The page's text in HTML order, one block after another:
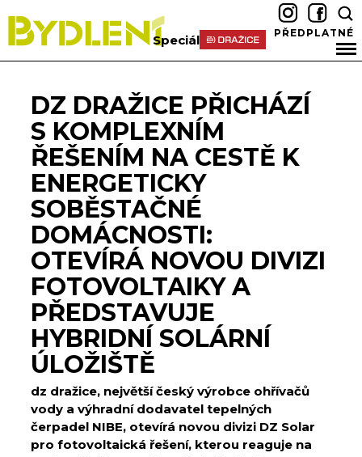
Speciál PŘEDPLATNÉ
DZ DRAŽICE PŘICHÁZÍ
S KOMPLEXNÍM
ŘEŠENÍM NA CESTĚ K
ENERGETICKY
SOBĚSTAČNÉ
DOMÁCNOSTI:
OTEVÍRÁ NOVOU DIVIZI
FOTOVOLTAIKY A
PŘEDSTAVUJE
HYBRIDNÍ SOLÁRNÍ
ÚLOŽIŠTĚ
dz dražice, největší český výrobce ohřívačů
vody a výhradní dodavatel tepelných
čerpadel NIBE, otevírá novou divizi DZ Solar
pro fotovoltaická řešení, kterou reaguje na